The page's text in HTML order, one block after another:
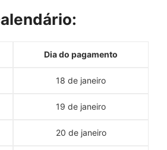
Dia do pagamento
18 de janeiro
19 de janeiro
20 de janeiro